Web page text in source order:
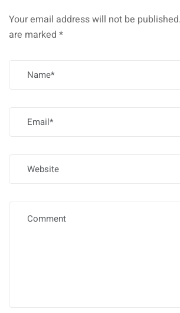
Your email address will not be published.
are marked *